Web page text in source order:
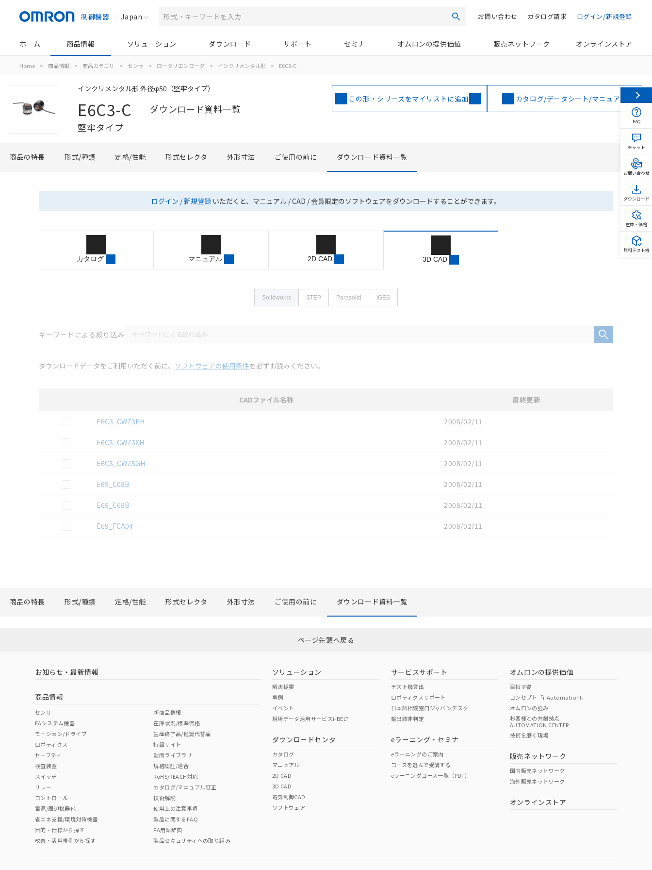
制御機器 Japan 検索 ログイン/新規登録
カタログ請求
お問い合わせ
ホーム 商品情報 ソリューション ダウンロード サポート セミナ オムロンの提供価値 販売ネットワーク オンラインストア
Home > 商品情報 > 商品カテゴリ > センサ > ロータリエンコーダ > インクリメンタル形 > E6C3-C
インクリメンタル形 外径φ50（堅牢タイプ）
E6C3-C
ダウンロード資料一覧
堅牢タイプ
この形・シリーズをマイリストに追加 カタログ/データシート/マニュアル
商品の特長 形式/種類 定格/性能 形式セレクタ 外形寸法 ご使用の前に ダウンロード資料一覧
ログイン / 新規登録 いただくと、マニュアル / CAD / 会員限定のソフトウェアをダウンロードすることができます。
カタログ マニュアル 2D CAD 3D CAD
Solidworks STEP Parasolid IGES
キーワードによる絞り込み
ダウンロードデータをご利用いただく前に、 ソフトウェアの使用条件を必ずお読みください。
CADファイル名称 最終更新
この資料を選択E6C3_CWZ3EH
2008/02/11
この資料を選択E6C3_CWZ3XH
2008/02/11
この資料を選択E6C3_CWZ5GH
2008/02/11
この資料を選択
E69_C08B
2008/02/11
この資料を選択
E69_C68B
2008/02/11
この資料を選択
E69_FCA04 2008/02/11
0 選択したファイルを一括ダウンロード
商品の特長 形式/種類 定格/性能 形式セレクタ 外形寸法 ご使用の前に ダウンロード資料一覧
ページ先頭へ戻る
お知らせ・最新情報
商品情報
センサ
FAシステム機器
モーション/ドライブ
ロボティクス
セーフティ
検査装置
スイッチ
リレー
コントロール
電源/周辺機器他
省エネ支援/環境対策機器
目的・仕様から探す
改善・活用事例から探す
新商品情報
在庫状況/標準価格
生産終了品/推奨代替品
特設サイト
動画ライブラリ
規格認証/適合
RoHS/REACH対応
カタログ/マニュアル訂正
技術解説
使用上の注意事項
製品に関するFAQ
FA用語辞典
製品セキュリティへの取り組み
ソリューション
解決提案
事例
イベント
現場データ活用サービスi-BELT
ダウンロードセンタ
カタログ
マニュアル
2D CAD
3D CAD
電気制御CAD
ソフトウェア
サービスサポート
テスト機貸出
ロボティクスサポート
日本語相談窓口ジャパンデスク
輸出該非判定
eラーニング・セミナ
eラーニングのご案内
コースを選んで受講する
eラーニングコース一覧（PDF）
オムロンの提供価値
目指す姿
コンセプト「i-Automation!」
オムロンの強み
お客様との共創拠点
AUTOMATION CENTER
技術を磨く現場
販売ネットワーク
国内販売ネットワーク
海外販売ネットワーク
オンラインストア
FAQ
チャット
お問い合わせ
ダウンロード
在庫・価格
無料テスト機